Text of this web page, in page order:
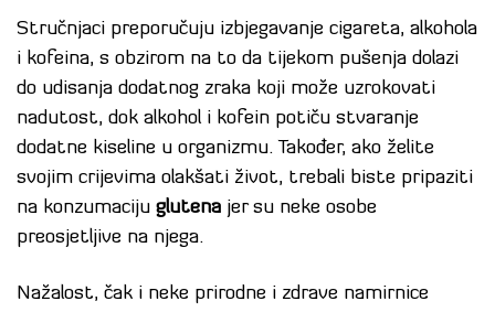
Stručnjaci preporučuju izbjegavanje cigareta, alkohola
i kofeina, s obzirom na to da tijekom pušenja dolazi
do udisanja dodatnog zraka koji može uzrokovati
nadutost, dok alkohol i kofein potiču stvaranje
dodatne kiseline u organizmu. Također, ako želite
svojim crijevima olakšati život, trebali biste pripaziti
na konzumaciju glutena jer su neke osobe
preosjetljive na njega.
Nažalost, čak i neke prirodne i zdrave namirnice